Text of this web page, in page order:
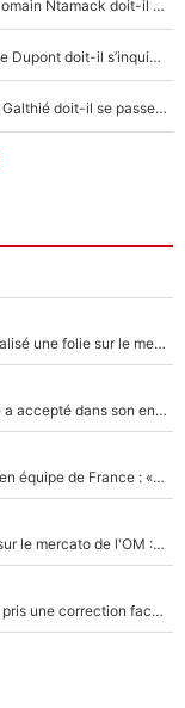
XV de France - Matthieu Jalibert a tout changé : Romain Ntamack doit-il s’inquiéter pour sa place à un an de la Coupe du monde ?
«Le XV de France est meilleur avec Lucu» : Antoine Dupont doit-il s’inquiéter pour sa place ?
Le XV de France a trouvé son remplaçant : Fabien Galthié doit-il se passer d'Antoine Dupont ?
250M€ pour signer une star : Le PSG avait déjà réalisé une folie sur le mercato bien avant Neymar !
Voilà le seul homme politique que Zinedine Zidane a accepté dans son entourage : «Je garde un très bon souvenir de lui»
Franck Ribéry a osé s'attaquer à Zinedine Zidane en équipe de France : «Je n'aurais jamais fait ça»
Medina, Rulli, Paixao... ça part dans tous les sens sur le mercato de l'OM : Frank McCourt va enfin récupérer l'argent qu'il attend ?
Sans Ousmane Dembélé et Désiré Doué, le PSG a pris une correction face à Majorque : Luis Enrique attend avec impatience des renforts !